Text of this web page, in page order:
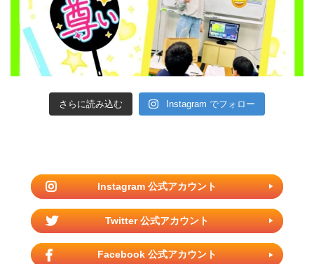
さらに読み込む Instagram でフォロー
Instagram 公式アカウント
Twitter 公式アカウント
Facebook 公式アカウント